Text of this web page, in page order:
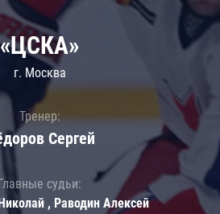
«ЦСКА»
г. Москва
Тренер:
Сергей
судьи:
, Раводин Алексей